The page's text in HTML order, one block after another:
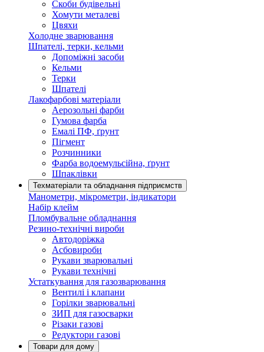
Скоби будівельні
Хомути металеві
Цвяхи
Холодне зварювання
Шпателі, терки, кельми
Допоміжні засоби
Кельми
Терки
Шпателі
Лакофарбові матеріали
Аерозольні фарби
Гумова фарба
Емалі ПФ, ґрунт
Пігмент
Розчинники
Фарба водоемульсійна, ґрунт
Шпаклівки
Техматеріали та обладнання підприємств
Манометри, мікрометри, індикатори
Набір клейм
Пломбувальне обладнання
Резино-технічні вироби
Автодоріжка
Асбовироби
Рукави зварювальні
Рукави технічні
Устаткування для газозварювання
Вентилі і клапани
Горілки зварювальні
ЗИП для газосварки
Різаки газові
Редуктори газові
Товари для дому